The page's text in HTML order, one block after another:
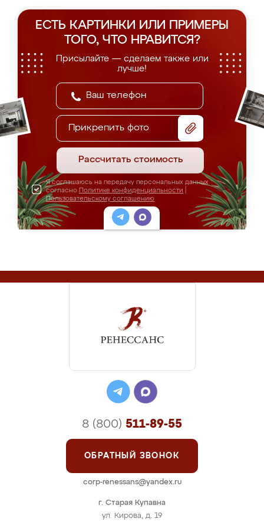
ЕСТЬ КАРТИНКИ ИЛИ ПРИМЕРЫ
ТОГО, ЧТО НРАВИТСЯ?
Присылайте — сделаем также или
лучше!
Прикрепить фото
Рассчитать стоимость
Я соглашаюсь на передачу персональных данных
согласно Политике конфиденциальности
Пользовательскому соглашению
г. Старая Купавна
ул. Кирова, д. 19
8 (800) 511-89-55
ОБРАТНЫЙ ЗВОНОК
corp-renessans@yandex.ru